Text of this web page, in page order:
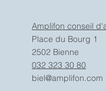
Amplifon conseil
Place du Bourg 1
2502 Bienne
032 323 30 80
biel@amplifon.com